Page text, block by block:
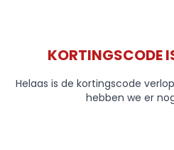
KORTINGSCODE
Helaas is de kortingscode
hebben we er